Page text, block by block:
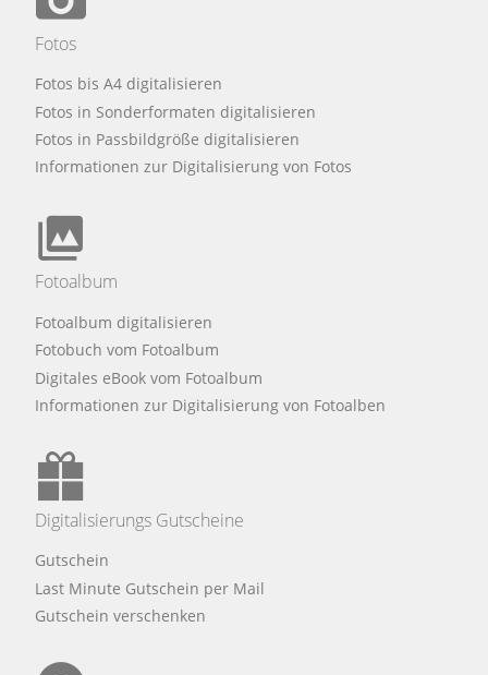
Fotos
Fotos bis A4 digitalisieren
Fotos in Sonderformaten digitalisieren
Fotos in Passbildgröße digitalisieren
Informationen zur Digitalisierung von Fotos
Fotoalbum
Fotoalbum digitalisieren
Fotobuch vom Fotoalbum
Digitales eBook vom Fotoalbum
Informationen zur Digitalisierung von Fotoalben
Digitalisierungs Gutscheine
Gutschein
Last Minute Gutschein per Mail
Gutschein verschenken